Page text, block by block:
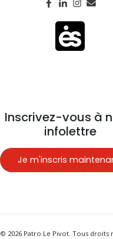
Inscrivez-vous à
infolettre
Je m'inscris
© 2026 Patro Le Pivot. Tous droits